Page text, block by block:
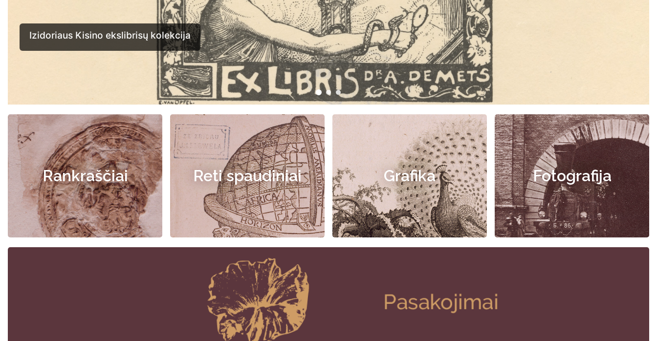
Rankraščiai Reti spaudiniai Grafika Fotografija